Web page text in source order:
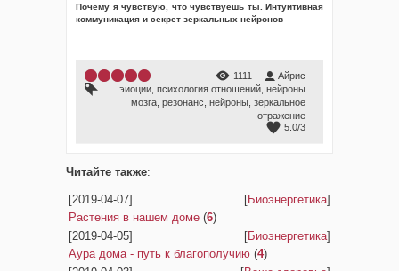
Почему я чувствую, что чувствуешь ты. Интуитивная
коммуникация и секрет зеркальных нейронов
1111
Айрис
эиоции психология отношений нейроны
мозга резонанс нейроны зеркальное
отражение
5.0/3
Читайте также:
[2019-04-07] [Биоэнергетика]
Растения в нашем доме (6)
[2019-04-05]
[Биоэнергетика]
Аура дома - путь к благополучию (4)